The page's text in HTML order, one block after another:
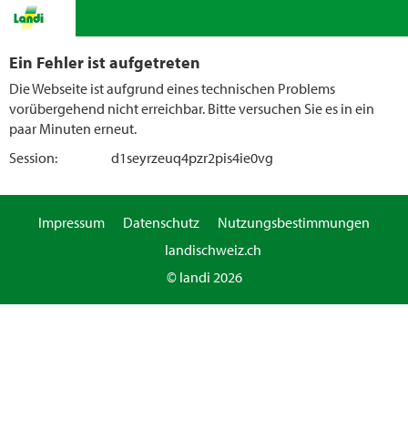
Ein Fehler ist aufgetreten
Die Webseite ist aufgrund eines technischen Problems
vorübergehend nicht erreichbar. Bitte versuchen Sie es in ein
paar Minuten erneut.
Session:
d1seyrzeuq4pzr2pis4ie0vg
Impressum Datenschutz
Nutzungsbestimmungen
landischweiz.ch
© landi 2026